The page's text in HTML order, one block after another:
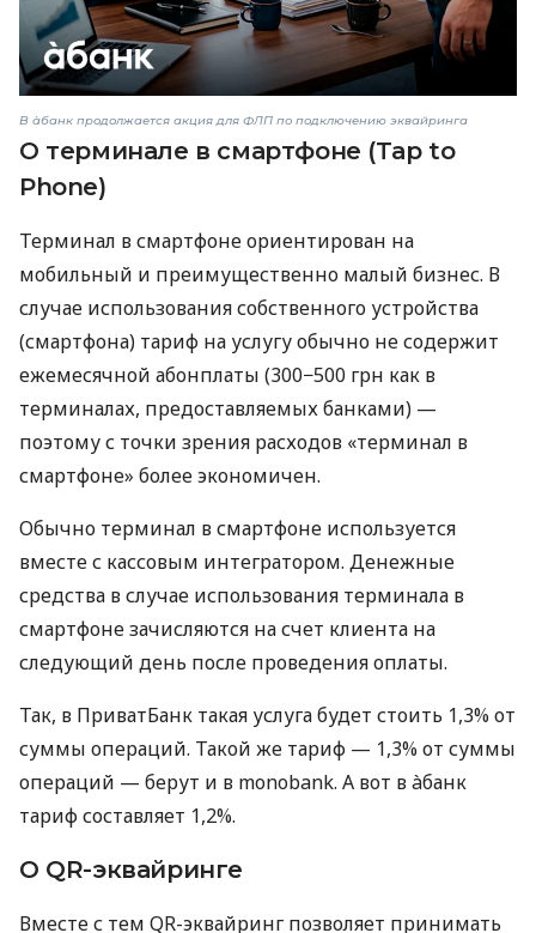
В àбанк продолжается акция для ФЛП по подключению эквайринга
О терминале в смартфоне (Tap to
Phone)
Терминал в смартфоне ориентирован на
мобильный и преимущественно малый бизнес. В
случае использования собственного устройства
(смартфона) тариф на услугу обычно не содержит
ежемесячной абонплаты (300−500 грн как в
терминалах, предоставляемых банками) —
поэтому с точки зрения расходов «терминал в
смартфоне» более экономичен.
Обычно терминал в смартфоне используется
вместе с кассовым интегратором. Денежные
средства в случае использования терминала в
смартфоне зачисляются на счет клиента на
следующий день после проведения оплаты.
Так, в ПриватБанк такая услуга будет стоить 1,3% от
суммы операций. Такой же тариф — 1,3% от суммы
операций — берут и в monobank. А вот в àбанк
тариф составляет 1,2%.
О QR-эквайринге
Вместе с тем QR-эквайринг позволяет принимать